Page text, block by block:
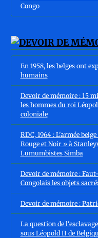
Congo
En 1958, les belges ont
humains
Devoir de mémoire : 15
les hommes du roi
coloniale
RDC, 1964 : L'armée
Rouge et Noir » à
Lumumbistes Simba
Devoir de mémoire :
Congolais les objets
Devoir de mémoire :
La question de
sous Léopold II de